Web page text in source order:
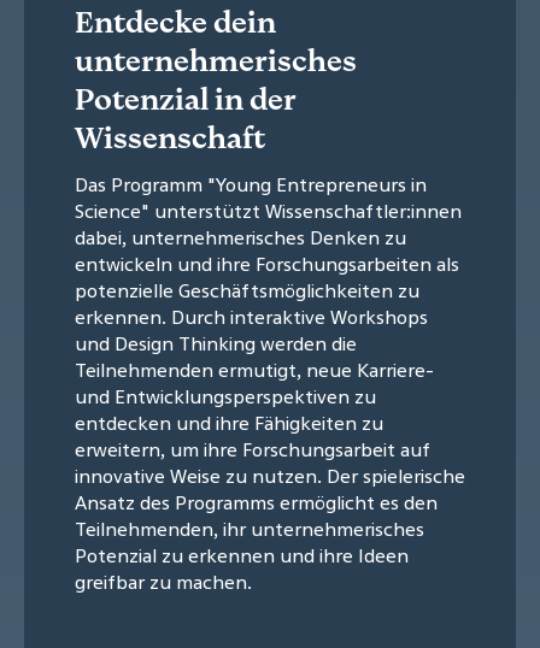
Entdecke dein
unternehmerisches
Potenzial in der
Wissenschaft
Das Programm "Young Entrepreneurs in
Science" unterstützt Wissenschaftler:innen
dabei, unternehmerisches Denken zu
entwickeln und ihre Forschungsarbeiten als
potenzielle Geschäftsmöglichkeiten zu
erkennen. Durch interaktive Workshops
und Design Thinking werden die
Teilnehmenden ermutigt, neue Karriere-
und Entwicklungsperspektiven zu
entdecken und ihre Fähigkeiten zu
erweitern, um ihre Forschungsarbeit auf
innovative Weise zu nutzen. Der spielerische
Ansatz des Programms ermöglicht es den
Teilnehmenden, ihr unternehmerisches
Potenzial zu erkennen und ihre Ideen
greifbar zu machen.